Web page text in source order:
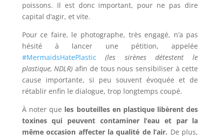
poissons. Il est donc important, pour ne pas dire
capital d’agir, et vite.
Pour ce faire, le photographe, très engagé, n’a pas
hésité à lancer une pétition, appelée
#MermaidsHatePlastic
(les sirènes détestent le
plastique, NDLR) afin de tous nous sensibiliser à cette
cause importante, si peu souvent évoquée et de
rétablir enfin le dialogue, trop longtemps coupé.
À noter que les bouteilles en plastique libèrent des
toxines qui peuvent contaminer l’eau et par la
même occasion affecter la qualité de l’air. De plus,